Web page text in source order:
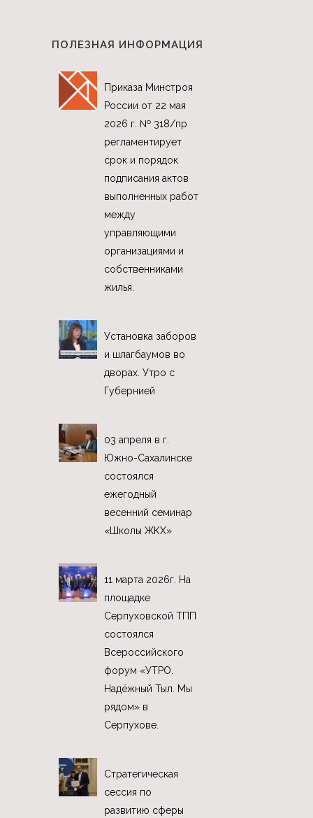
ПОЛЕЗНАЯ ИНФОРМАЦИЯ
Приказа Минстроя
России от 22 мая
2026 г. № 318/пр
регламентирует
срок и порядок
подписания актов
выполненных работ
между
управляющими
организациями и
собственниками
жилья.
Установка заборов
и шлагбаумов во
дворах. Утро с
Губернией
03 апреля в г.
Южно-Сахалинске
состоялся
ежегодный
весенний семинар
«Школы ЖКХ»
11 марта 2026г. На
площадке
Серпуховской ТПП
состоялся
Всероссийского
форум «УТРО.
Надёжный Тыл. Мы
рядом» в
Серпухове.
Стратегическая
сессия по
развитию сферы